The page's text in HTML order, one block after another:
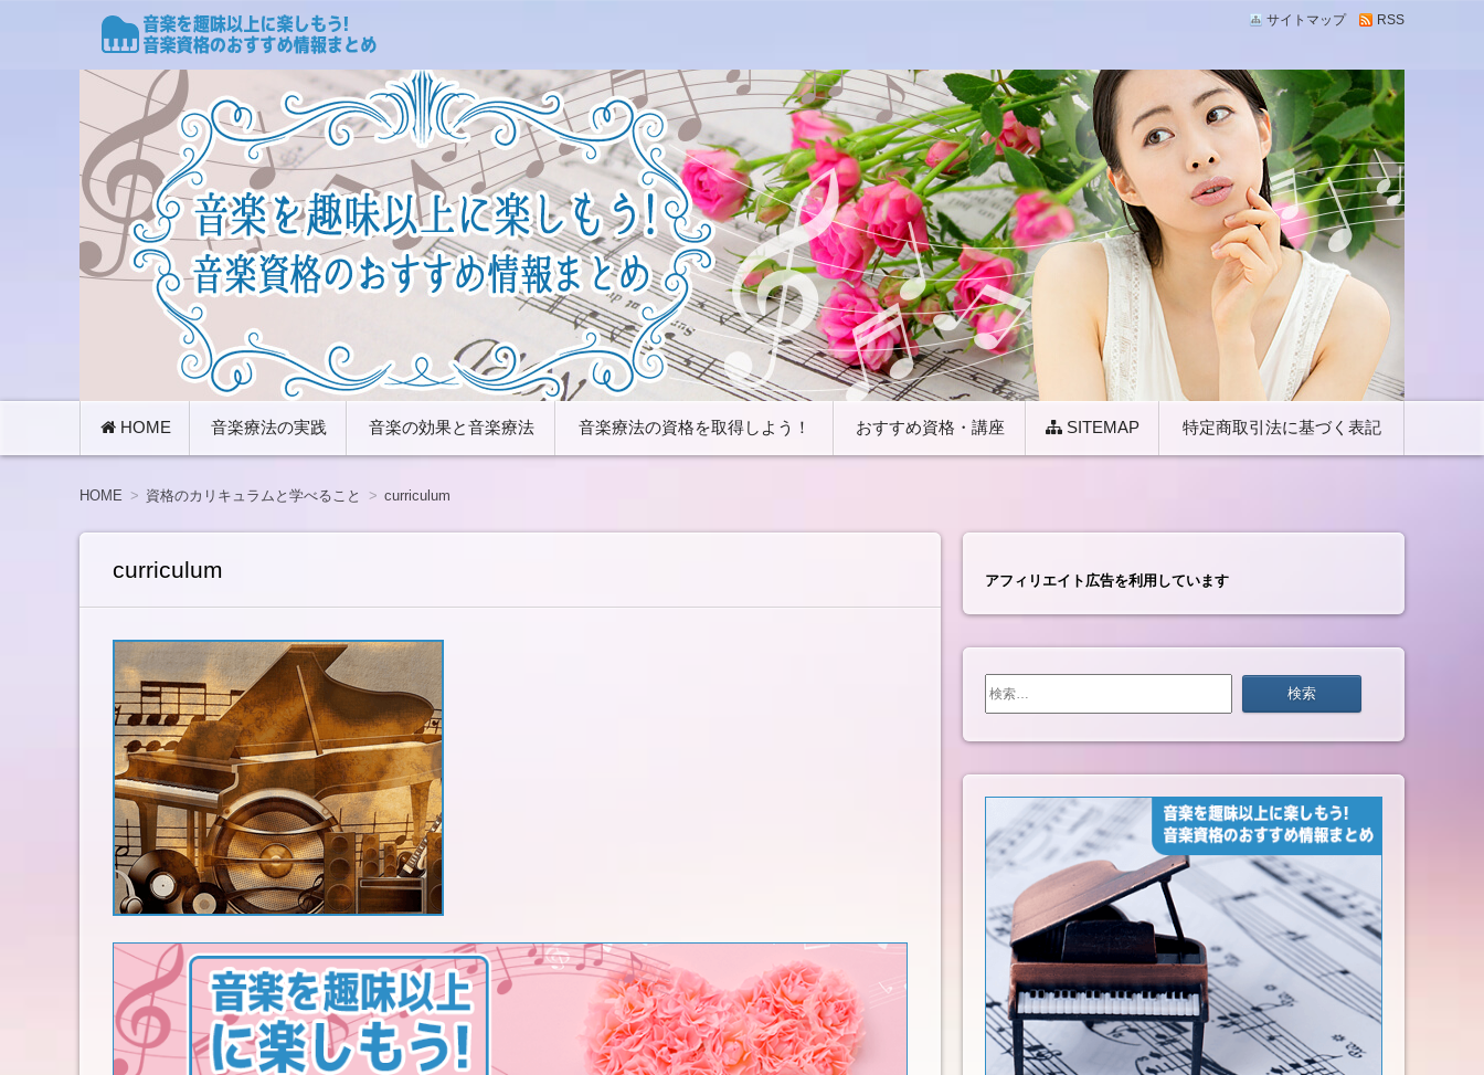
サイトマップ RSS
音楽療法資格のおすすめ情報まとめ
音楽のもたらす心理的作用を知ることで、心を癒やしたり、色々な心理効果を活用することが可能です。音楽と心理効果についての役立つ情報と、音楽と心理をつなぐスペシ
ャリスト、メンタル心理ミュージックアドバイザーなどの資格とおすすめの講座について解説していきます。音楽療法を趣味以上に楽しもう！
HOME 音楽療法の実践 音楽の効果と音楽療法 音楽療法の資格を取得しよう！ おすすめ資格・講座 SITEMAP 特定商取引法に基づく表記
HOME 資格のカリキュラムと学べること curriculum
curriculum アフィリエイト広告を利用しています
検
索: